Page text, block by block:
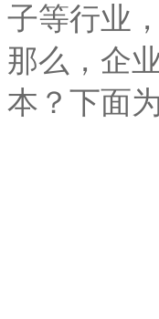
子等行业
那么，企
本？下面